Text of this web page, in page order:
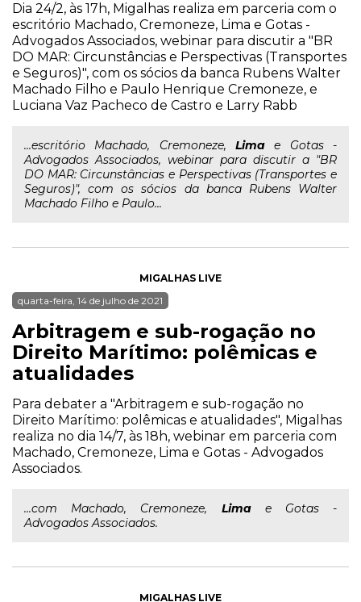
Dia 24/2, às 17h, Migalhas realiza em parceria com o
escritório Machado, Cremoneze, Lima e Gotas -
Advogados Associados, webinar para discutir a "BR
DO MAR: Circunstâncias e Perspectivas (Transportes
e Seguros)", com os sócios da banca Rubens Walter
Machado Filho e Paulo Henrique Cremoneze, e
Luciana Vaz Pacheco de Castro e Larry Rabb
...escritório Machado, Cremoneze, Lima e Gotas -
Advogados Associados, webinar para discutir a "BR
DO MAR: Circunstâncias e Perspectivas (Transportes e
Seguros)", com os sócios da banca Rubens Walter
Machado Filho e Paulo...
MIGALHAS LIVE
quarta-feira, 14 de julho de 2021
Arbitragem e sub-rogação no
Direito Marítimo: polêmicas e
atualidades
Para debater a "Arbitragem e sub-rogação no
Direito Marítimo: polêmicas e atualidades", Migalhas
realiza no dia 14/7, às 18h, webinar em parceria com
Machado, Cremoneze, Lima e Gotas - Advogados
Associados.
...com Machado, Cremoneze, Limae Gotas -
Advogados Associados.
MIGALHAS LIVE